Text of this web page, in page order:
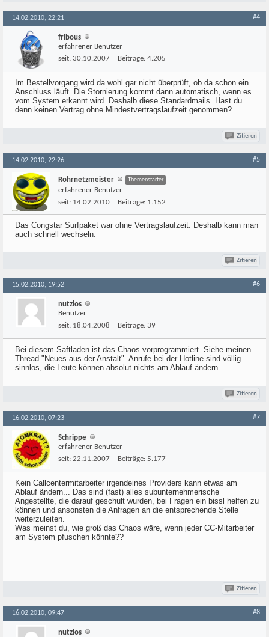
14.02.2010, 22:21 #4
fribous
erfahrener Benutzer
seit: 30.10.2007 Beiträge: 4.205
Im Bestellvorgang wird da wohl gar nicht überprüft, ob da schon ein
Anschluss läuft. Die Stornierung kommt dann automatisch, wenn es
vom System erkannt wird. Deshalb diese Standardmails. Hast du
denn keinen Vertrag ohne Mindestvertragslaufzeit genommen?
Zitieren
14.02.2010, 22:26 #5
Rohrnetzmeister Themenstarter
erfahrener Benutzer
seit: 14.02.2010 Beiträge: 1.152
Das Congstar Surfpaket war ohne Vertragslaufzeit. Deshalb kann man
auch schnell wechseln.
Zitieren
15.02.2010, 19:52 #6
nutzlos
Benutzer
seit: 18.04.2008 Beiträge: 39
Bei diesem Saftladen ist das Chaos vorprogrammiert. Siehe meinen
Thread "Neues aus der Anstalt". Anrufe bei der Hotline sind völlig
sinnlos, die Leute können absolut nichts am Ablauf ändern.
Zitieren
16.02.2010, 07:23 #7
Schrippe
erfahrener Benutzer
seit: 22.11.2007 Beiträge: 5.177
Kein Callcentermitarbeiter irgendeines Providers kann etwas am
Ablauf ändern... Das sind (fast) alles subunternehmerische
Angestellte, die darauf geschult wurden, bei Fragen ein bissl helfen zu
können und ansonsten die Anfragen an die entsprechende Stelle
weiterzuleiten.
Was meinst du, wie groß das Chaos wäre, wenn jeder CC-Mitarbeiter
am System pfuschen könnte??
Zitieren
16.02.2010, 09:47 #8
nutzlos